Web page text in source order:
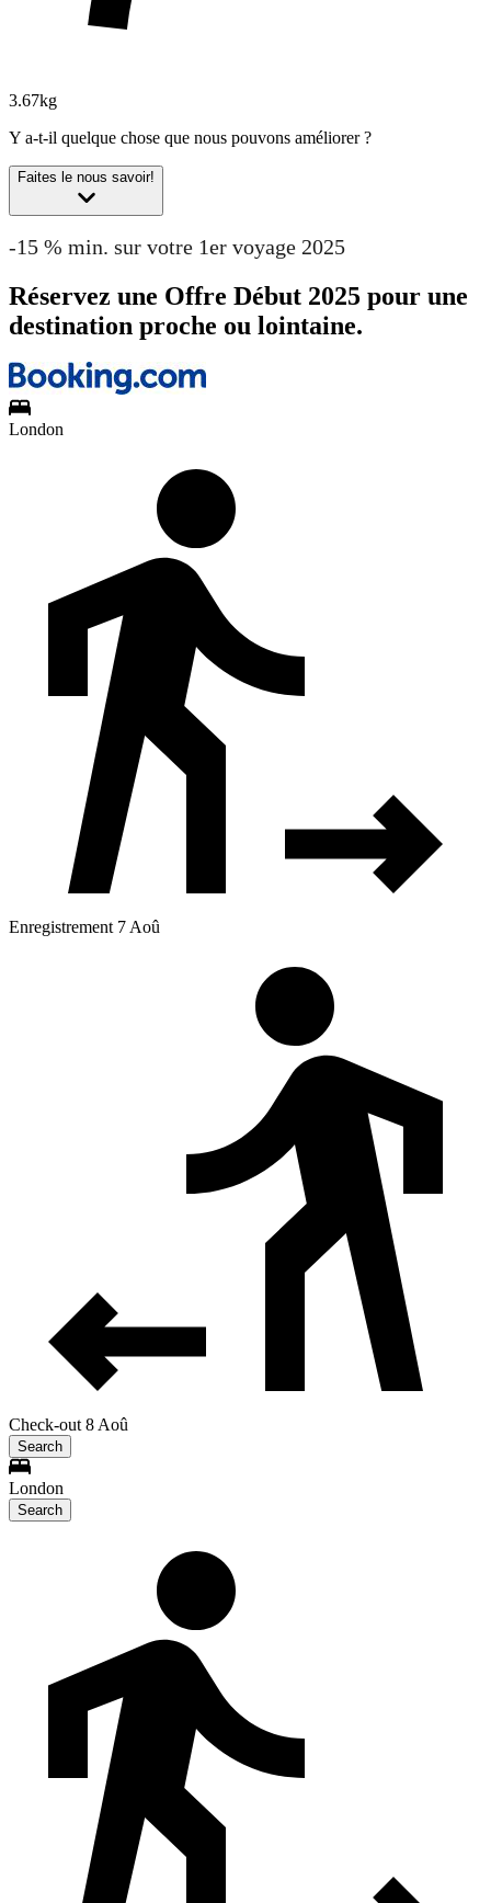
3.67kg
Y a-t-il quelque chose que nous pouvons améliorer ?
Faites le nous savoir!
-15 % min. sur votre 1er voyage 2025
Réservez une Offre Début 2025 pour une
destination proche ou lointaine.
London
Enregistrement 7 Aoû
Check-out 8 Aoû
Search
London
Search